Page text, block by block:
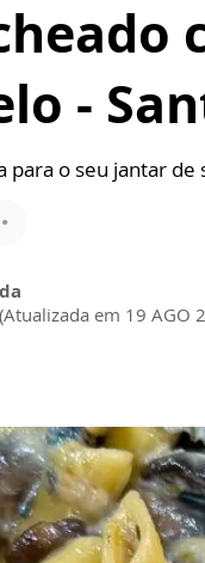
-
para o seu jantar de
em 19 AGO